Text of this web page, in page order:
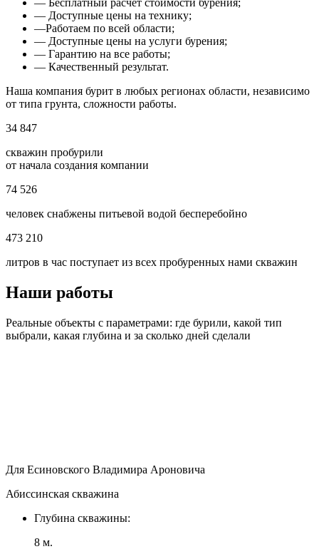
— Доступные цены на технику;
—Работаем по всей области;
— Доступные цены на услуги бурения;
— Гарантию на все работы;
— Качественный результат.
Наша компания бурит в любых регионах области, независимо
от типа грунта, сложности работы.
34 847
скважин пробурили
от начала создания компании
74 526
человек снабжены питьевой водой бесперебойно
473 210
литров в час поступает из всех пробуренных нами скважин
Наши работы
Реальные объекты с параметрами: где бурили, какой тип
выбрали, какая глубина и за сколько дней сделали
Для Есиновского Владимира Ароновича
Абиссинская скважина
Глубина скважины:
8 м.